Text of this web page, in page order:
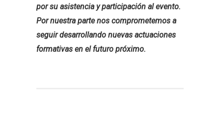
por su asistencia y participación al evento.
Por nuestra parte nos comprometemos a
seguir desarrollando nuevas actuaciones
formativas en el futuro próximo.